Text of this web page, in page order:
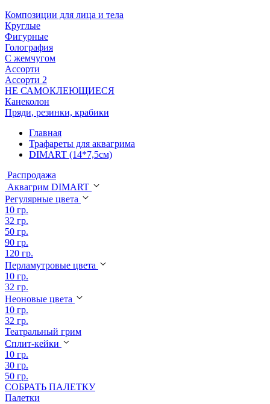
Композиции для лица и тела
Круглые
Фигурные
Голография
С жемчугом
Ассорти
Ассорти 2
НЕ САМОКЛЕЮЩИЕСЯ
Канеколон
Пряди, резинки, крабики
Главная
Трафареты для аквагрима
DIMART (14*7,5см)
Распродажа
Аквагрим DIMART
Регулярные цвета
10 гр.
32 гр.
50 гр.
90 гр.
120 гр.
Перламутровые цвета
10 гр.
32 гр.
Неоновые цвета
10 гр.
32 гр.
Театральный грим
Сплит-кейки
10 гр.
30 гр.
50 гр.
СОБРАТЬ ПАЛЕТКУ
Палетки